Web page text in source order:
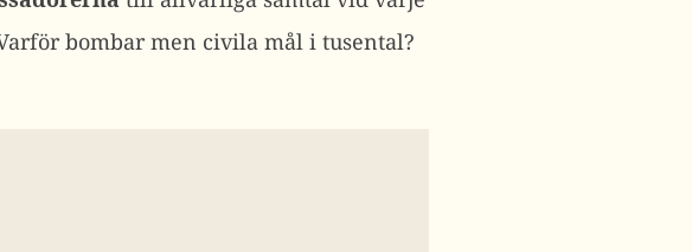
bombar men civila mål i tusental?